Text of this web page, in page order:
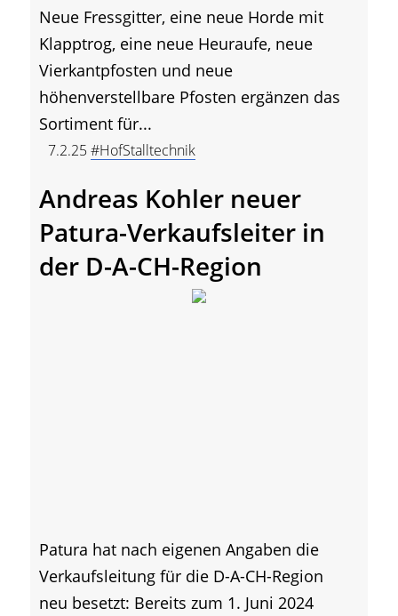
Neue Fressgitter, eine neue Horde mit
Klapptrog, eine neue Heuraufe, neue
Vierkantpfosten und neue
höhenverstellbare Pfosten ergänzen das
Sortiment für...
7.2.25#HofStalltechnik
Andreas Kohler neuer
Patura-Verkaufsleiter in
der D-A-CH-Region
Patura hat nach eigenen Angaben die
Verkaufsleitung für die D-A-CH-Region
neu besetzt: Bereits zum 1. Juni 2024